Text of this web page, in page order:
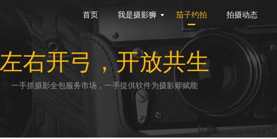
首页 我是摄影狮 茄子约拍 拍摄动态
左右开弓，开放共生
一手抓摄影全包服务市场，一手提供软件为摄影师赋能